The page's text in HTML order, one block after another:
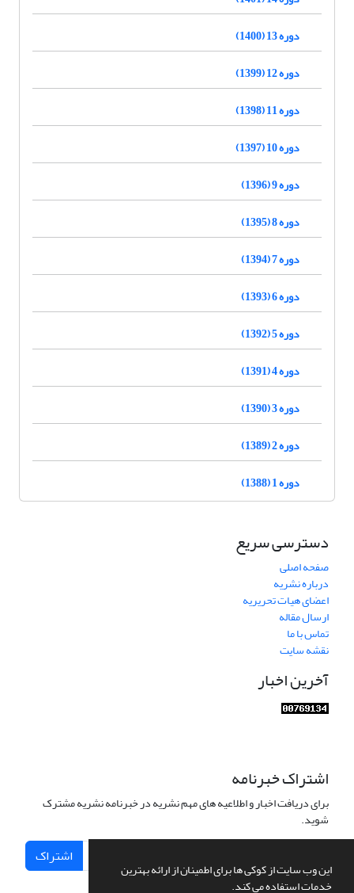
این وب سایت از کوکی ها برای اطمینان از ارائه بهترین
خدمات استفاده می کند.
دوره 13 (1400)
دوره 12 (1399)
دوره 11 (1398)
دوره 10 (1397)
دوره 9 (1396)
دوره 8 (1395)
دوره 7 (1394)
دوره 6 (1393)
دوره 5 (1392)
دوره 4 (1391)
دوره 3 (1390)
دوره 2 (1389)
دوره 1 (1388)
دسترسی سریع
صفحه اصلی
درباره نشریه
اعضای هیات تحریریه
ارسال مقاله
تماس با ما
نقشه سایت
آخرین اخبار
اشتراک خبرنامه
برای دریافت اخبار و اطلاعیه های مهم نشریه در خبرنامه نشریه مشترک
شوید.
اشتراک